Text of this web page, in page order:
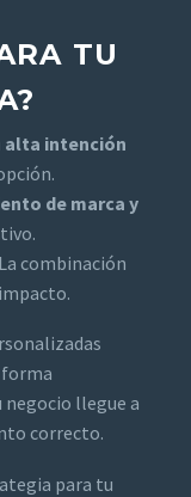
TU
alta intención
de marca y
La combinación
forma
llegue a
correcto.
para tu